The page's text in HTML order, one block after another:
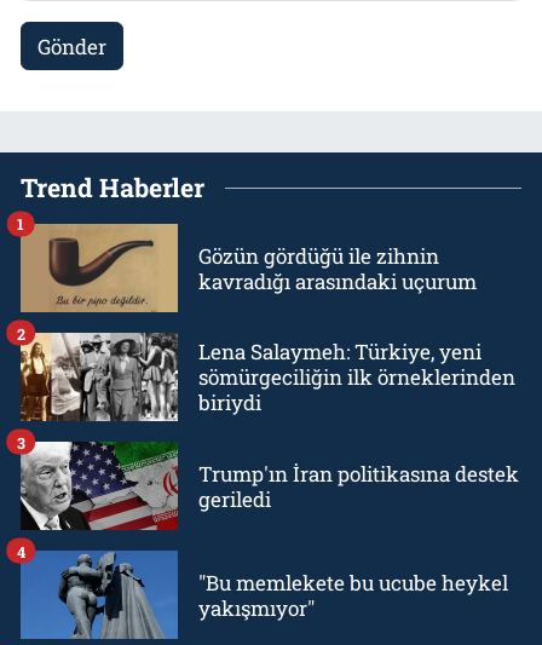
Gönder
Trend Haberler
Gözün gördüğü ile zihnin
kavradığı arasındaki uçurum
1
Lena Salaymeh: Türkiye, yeni
sömürgeciliğin ilk örneklerinden
biriydi
2
Trump'ın İran politikasına destek
geriledi
3
"Bu memlekete bu ucube heykel
yakışmıyor"
4